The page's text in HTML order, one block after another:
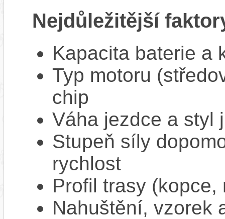
Nejdůležitější
Kapacita baterie a
Typ motoru
chip
Váha jezdce a styl
Stupeň síly
rychlost
Profil trasy
Nahuštění, vzorek